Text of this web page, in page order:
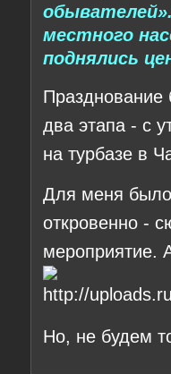
местного
поднялись
Празднование
два этапа - с
на турбазе в
Для меня было
откровенно -
мероприятие.
Но, не будем